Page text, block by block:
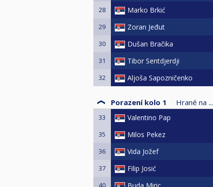
28 Marko Brkić
29 Zoran Jeđut
30 Dušan Bračika
31 Tibor Sentdjerdji
32 Aljoša Sapozničenko
Porazení kolo 1 Hrané na ...
33 Valentino Pap
35 Milos Pekez
36 Vida Jožef
37 Filip Josić
40